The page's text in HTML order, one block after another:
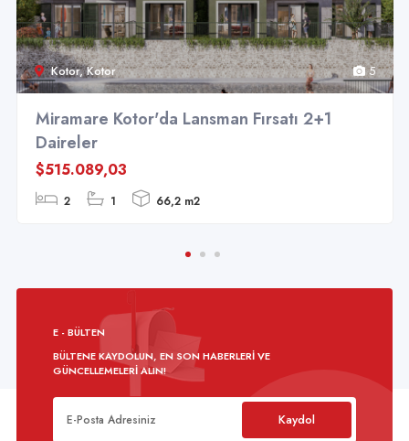
Kotor, Kotor 5
Miramare Kotor'da Lansman Fırsatı 2+1
Daireler
$515.089,03
2 1 66,2 m2
E - BÜLTEN
BÜLTENE KAYDOLUN, EN SON HABERLERI VE
GÜNCELLEMELERI ALIN!
Kaydol